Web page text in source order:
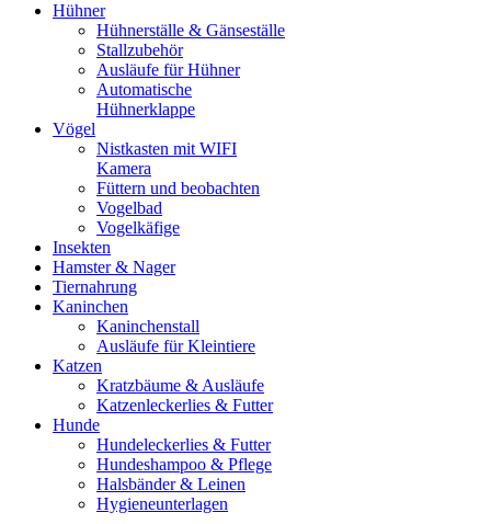
Hühner
Hühnerställe & Gänseställe
Stallzubehör
Ausläufe für Hühner
Automatische
Hühnerklappe
Vögel
Nistkasten mit WIFI
Kamera
Füttern und beobachten
Vogelbad
Vogelkäfige
Insekten
Hamster & Nager
Tiernahrung
Kaninchen
Kaninchenstall
Ausläufe für Kleintiere
Katzen
Kratzbäume & Ausläufe
Katzenleckerlies & Futter
Hunde
Hundeleckerlies & Futter
Hundeshampoo & Pflege
Halsbänder & Leinen
Hygieneunterlagen